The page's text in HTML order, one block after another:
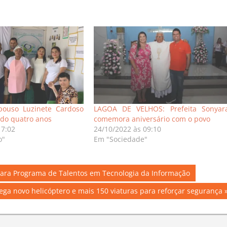
Luzinete Cardoso
quatro anos
LAGOA DE VELHOS: Prefeita
comemora aniversário com o povo
24/10/2022 às 09:10
Em "Sociedade"
Programa de Talentos em Tecnologia da Informação
novo helicóptero e mais 150 viaturas para reforçar segurança